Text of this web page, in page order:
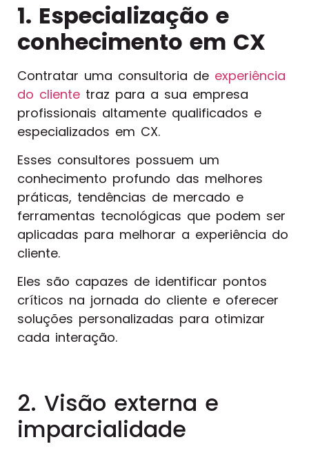
1. Especialização e
conhecimento em CX
Contratar uma consultoria de experiência
do cliente traz para a sua empresa
profissionais altamente qualificados e
especializados em CX.
Esses consultores possuem um
conhecimento profundo das melhores
práticas, tendências de mercado e
ferramentas tecnológicas que podem ser
aplicadas para melhorar a experiência do
cliente.
Eles são capazes de identificar pontos
críticos na jornada do cliente e oferecer
soluções personalizadas para otimizar
cada interação.
2. Visão externa e
imparcialidade